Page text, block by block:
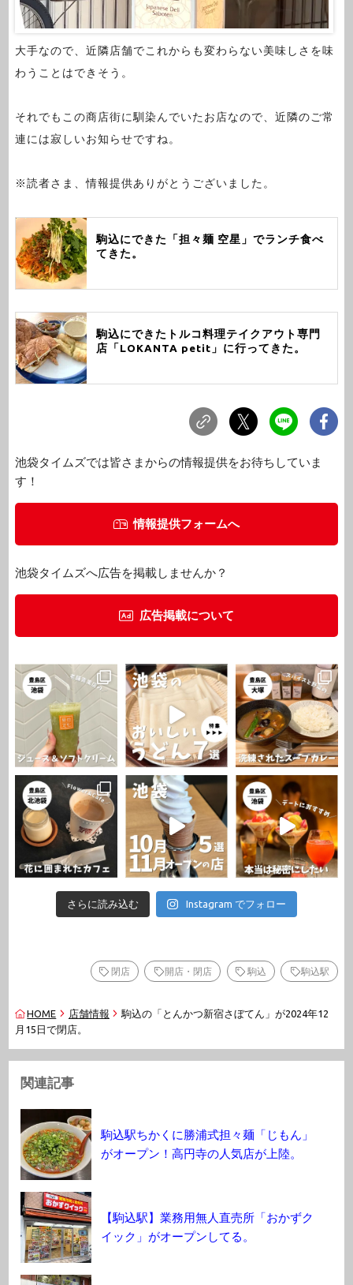
大手なので、近隣店舗でこれからも変わらない美味しさを味
わうことはできそう。
それでもこの商店街に馴染んでいたお店なので、近隣のご常
連には寂しいお知らせですね。
※読者さま、情報提供ありがとうございました。
駒込にできた「担々麺 空星」でランチ食べ
てきた。
駒込にできたトルコ料理テイクアウト専門
店「LOKANTA petit」に行ってきた。
池袋タイムズでは皆さまからの情報提供をお待ちしていま
す！
情報提供フォームへ
池袋タイムズへ広告を掲載しませんか？
広告掲載について
さらに読み込む Instagram でフォロー
閉店 開店・閉店 駒込 駒込駅
HOME 店舗情報
駒込の「とんかつ新宿さぼてん」が2024年12
月15日で閉店。
関連記事
駒込駅ちかくに勝浦式担々麺「じもん」
がオープン！高円寺の人気店が上陸。
【駒込駅】業務用無人直売所「おかずク
イック」がオープンしてる。